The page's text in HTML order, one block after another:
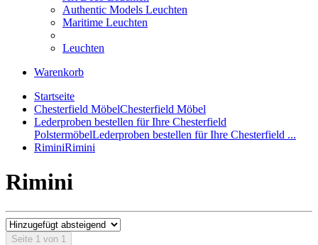
Authentic Models Leuchten
Maritime Leuchten
Leuchten
Warenkorb
Startseite
Chesterfield MöbelChesterfield Möbel
Lederproben bestellen für Ihre Chesterfield
PolstermöbelLederproben bestellen für Ihre Chesterfield ...
RiminiRimini
Rimini
Seite 1 von 1